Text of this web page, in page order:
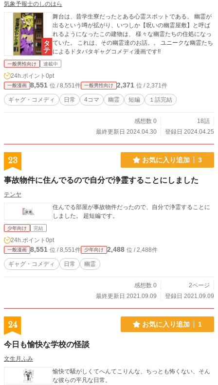
気象予報士のしのはら
舞台は、昔学生寮だったとある心霊スポットである。 幽霊が
出るという噂が拡がり、いつしか【呪いの幽霊屋敷】と呼ば
れるようになったこの建物は、 様々な幽霊たちの住処になっ
ていた。 これは、その幽霊達のお話。。 ユニークな幽霊たち
によるドタバタギャグコメディ漫画です!!
一般男性向け 連載中
24h.ポイント 0pt
一般漫画 8,551 位 / 8,551件 一般男性向け 2,371 位 / 2,371件
ギャグ・コメディ 日常 4コマ 幽霊 短編 １話完結
感想数 0
18話
最終更新日 2024.04.30
登録日 2024.04.25
23 お気に入り追加 3
事故物件に住んでるので自分で浄霊することにしました
テンヤ
住んでる部屋が事故物件だったので、自分で浄霊することに
しました。 超短編です。
少年向け 完結
24h.ポイント 0pt
一般漫画 8,551 位 / 8,551件 少年向け 2,488 位 / 2,488件
ギャグ・コメディ 日常 幽霊
感想数 0
2ページ
最終更新日 2021.09.09
登録日 2021.09.09
24 お気に入り追加 1
今日も愉快な学校の怪談
文生月ふみ
愉快で騒がしくてへんてこりんな、ちっとも怖くない、そん
な彼らの平凡な日常。